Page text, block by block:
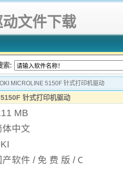
文件下载
索:
MICROLINE 5150F 针式打印机驱动
针式打印机驱动
MB
体中文
产软件 / 免 费 版 / OKI打印